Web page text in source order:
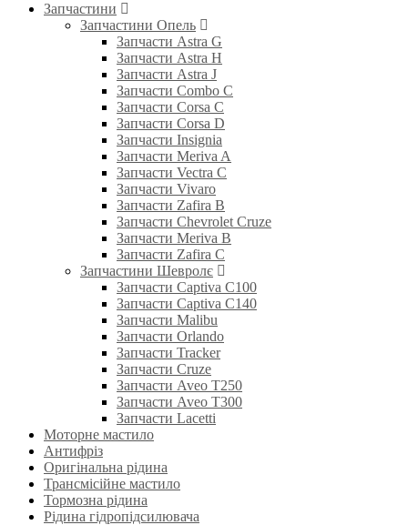
Запчастини
Запчастини Опель
Запчасти Astra G
Запчасти Astra H
Запчасти Astra J
Запчасти Combo C
Запчасти Corsa C
Запчасти Corsa D
Запчасти Insignia
Запчасти Meriva A
Запчасти Vectra C
Запчасти Vivaro
Запчасти Zafira B
Запчасти Chevrolet Cruze
Запчасти Meriva B
Запчасти Zafira C
Запчастини Шевролє
Запчасти Captiva C100
Запчасти Captiva C140
Запчасти Malibu
Запчасти Orlando
Запчасти Tracker
Запчасти Cruze
Запчасти Aveo T250
Запчасти Aveo T300
Запчасти Lacetti
Моторне мастило
Антифріз
Оригінальна рідина
Трансмісійне мастило
Тормозна рідина
Рідина гідропідсилювача